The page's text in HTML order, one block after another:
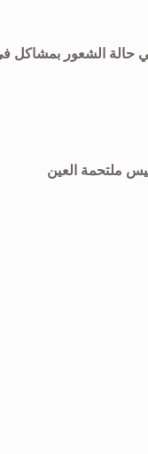
حالة الشعور بمشاكل